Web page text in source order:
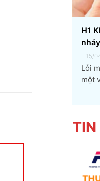
H1
15/
Lỗi
một